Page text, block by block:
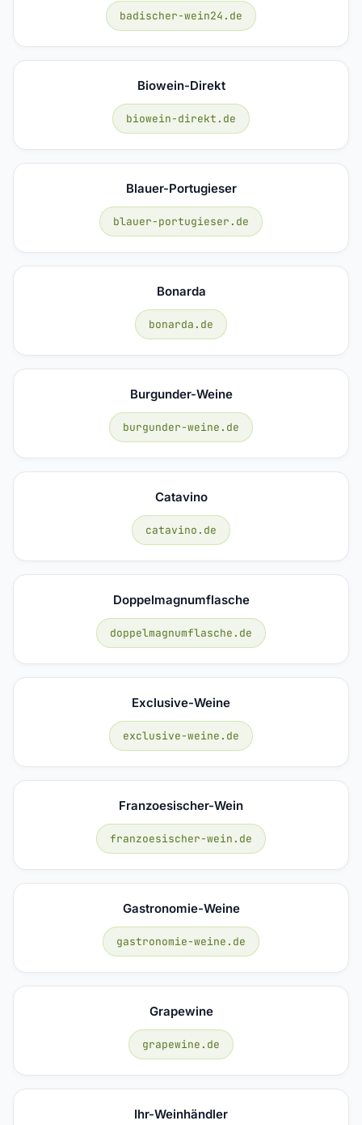
badischer-wein24.de
Biowein-Direkt
biowein-direkt.de
Blauer-Portugieser
blauer-portugieser.de
Bonarda
bonarda.de
Burgunder-Weine
burgunder-weine.de
Catavino
catavino.de
Doppelmagnumflasche
doppelmagnumflasche.de
Exclusive-Weine
exclusive-weine.de
Franzoesischer-Wein
franzoesischer-wein.de
Gastronomie-Weine
gastronomie-weine.de
Grapewine
grapewine.de
Ihr-Weinhändler